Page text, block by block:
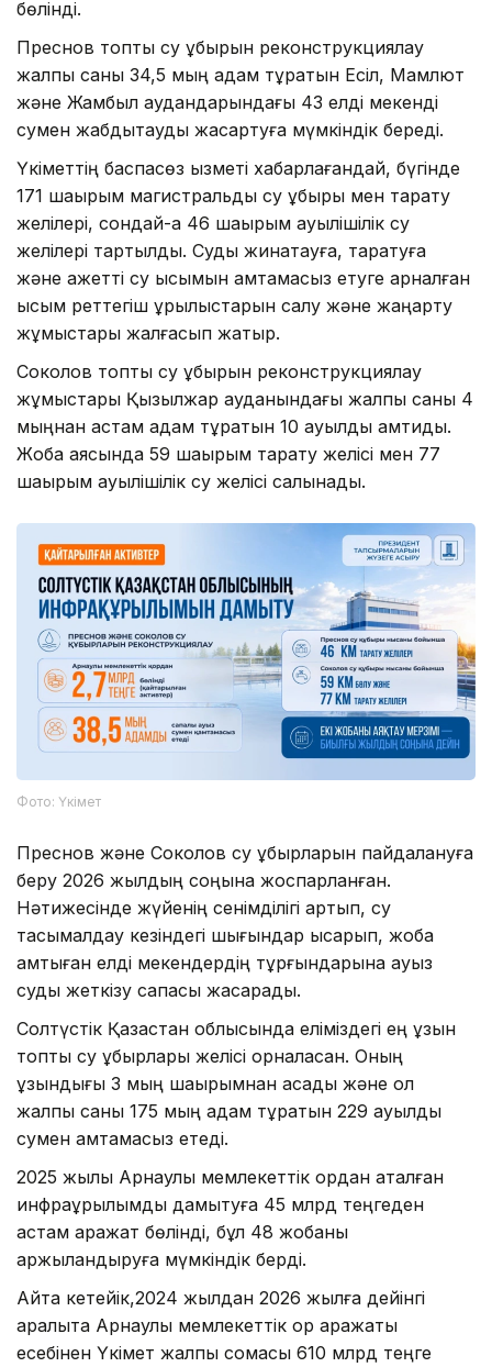
бөлінді.
Преснов топтық су құбырын реконструкциялау
жалпы саны 34,5 мың адам тұратын Есіл, Мамлют
және Жамбыл аудандарындағы 43 елді мекенді
сумен жабдықтауды жақсартуға мүмкіндік береді.
Үкіметтің баспасөз қызметі хабарлағандай, бүгінде
171 шақырым магистральдық су құбыры мен тарату
желілері, сондай-ақ 46 шақырым ауылішілік су
желілері тартылды. Суды жинақтауға, таратуға
және қажетті су қысымын қамтамасыз етуге арналған
қысым реттегіш құрылыстарын салу және жаңарту
жұмыстары жалғасып жатыр.
Соколов топтық су құбырын реконструкциялау
жұмыстары Қызылжар ауданындағы жалпы саны 4
мыңнан астам адам тұратын 10 ауылды қамтиды.
Жоба аясында 59 шақырым тарату желісі мен 77
шақырым ауылішілік су желісі салынады.
Фото: Үкімет
Преснов және Соколов су құбырларын пайдалануға
беру 2026 жылдың соңына жоспарланған.
Нәтижесінде жүйенің сенімділігі артып, су
тасымалдау кезіндегі шығындар қысқарып, жоба
қамтыған елді мекендердің тұрғындарына ауыз
суды жеткізу сапасы жақсарады.
Солтүстік Қазақстан облысында еліміздегі ең ұзын
топтық су құбырлары желісі орналасқан. Оның
ұзындығы 3 мың шақырымнан асады және ол
жалпы саны 175 мың адам тұратын 229 ауылды
сумен қамтамасыз етеді.
2025 жылы Арнаулы мемлекеттік қордан аталған
инфрақұрылымды дамытуға 45 млрд теңгеден
астам қаражат бөлінді, бұл 48 жобаны
қаржыландыруға мүмкіндік берді.
Айта кетейік,2024 жылдан 2026 жылға дейінгі
аралықта Арнаулы мемлекеттік қор қаражаты
есебінен Үкімет жалпы сомасы 610 млрд теңге